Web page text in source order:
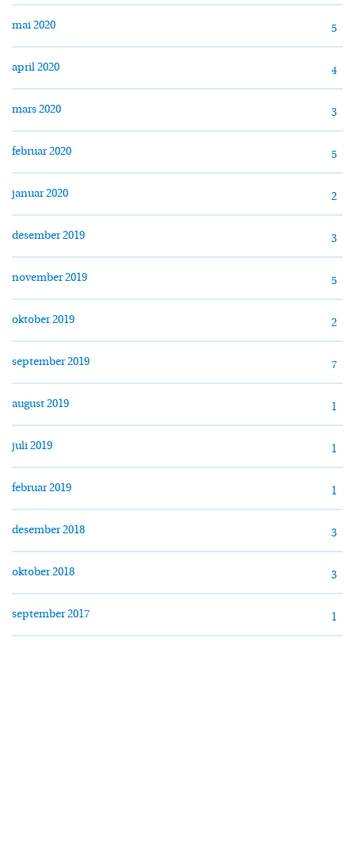
mai 2020 5
april 2020 4
mars 2020 3
februar 2020 5
januar 2020 2
desember 2019 3
november 2019 5
oktober 2019 2
september 2019 7
august 2019 1
juli 2019 1
februar 2019 1
desember 2018 3
oktober 2018 3
september 2017 1